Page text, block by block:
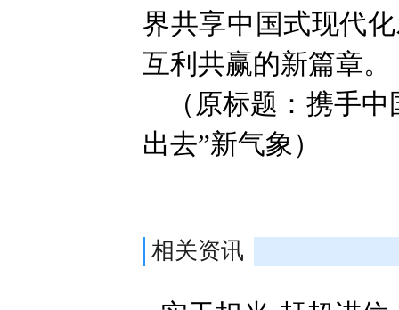
界共享中国式现代
互利共赢的新篇章。
（原标题：携手
出去”新气象）
相关资讯